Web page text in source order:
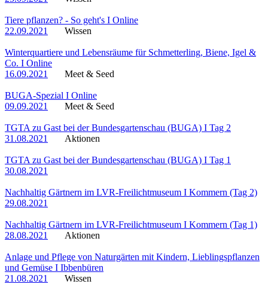
Tiere pflanzen? - So geht's I Online
22.09.2021
Wissen
Winterquartiere und Lebensräume für Schmetterling, Biene, Igel &
Co. I Online
16.09.2021
Meet & Seed
BUGA-Spezial I Online
09.09.2021
Meet & Seed
TGTA zu Gast bei der Bundesgartenschau (BUGA) I Tag 2
31.08.2021
Aktionen
TGTA zu Gast bei der Bundesgartenschau (BUGA) I Tag 1
30.08.2021
Nachhaltig Gärtnern im LVR-Freilichtmuseum I Kommern (Tag 2)
29.08.2021
Nachhaltig Gärtnern im LVR-Freilichtmuseum I Kommern (Tag 1)
28.08.2021
Aktionen
Anlage und Pflege von Naturgärten mit Kindern, Lieblingspflanzen
und Gemüse I Ibbenbüren
21.08.2021
Wissen